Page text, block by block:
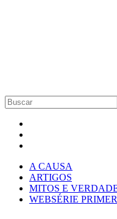
A CAUSA
ARTIGOS
MITOS E
WEBSÉRIE